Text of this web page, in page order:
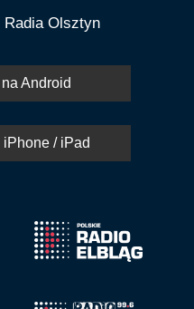
Olsztyn
Android
iPhone / iPad